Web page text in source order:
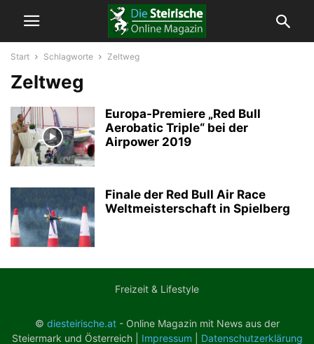
Start Schlagworte Zeltweg
Zeltweg
Europa-Premiere „Red Bull
Aerobatic Triple“ bei der
Airpower 2019
Finale der Red Bull Air Race
Weltmeisterschaft in Spielberg
Freizeit & Lifestyle
© diesteirische.at- Online Magazin mit News aus der
Steiermark und Österreich | Impressum Datenschutzerklärung